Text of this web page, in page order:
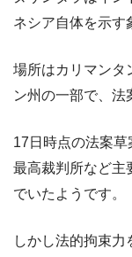
ネシア自体を示す
場所はカリマンタ
ン州の一部で、法
17日時点の法案草
最高裁判所など主
でいたようです。
しかし法的拘束